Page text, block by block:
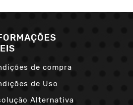
de compra
de Uso
Alternativa